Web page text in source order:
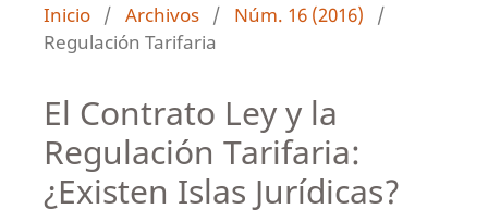
Inicio / Archivos / Núm. 16 (2016)
/
Regulación Tarifaria
El Contrato Ley y la
Regulación Tarifaria:
¿Existen Islas Jurídicas?